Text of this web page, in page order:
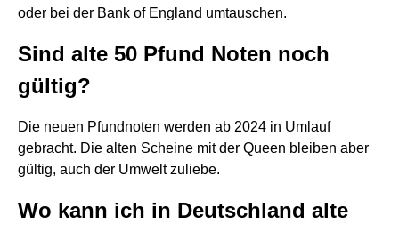
oder bei der Bank of England umtauschen.
Sind alte 50 Pfund Noten noch
gültig?
Die neuen Pfundnoten werden ab 2024 in Umlauf
gebracht. Die alten Scheine mit der Queen bleiben aber
gültig, auch der Umwelt zuliebe.
Wo kann ich in Deutschland alte